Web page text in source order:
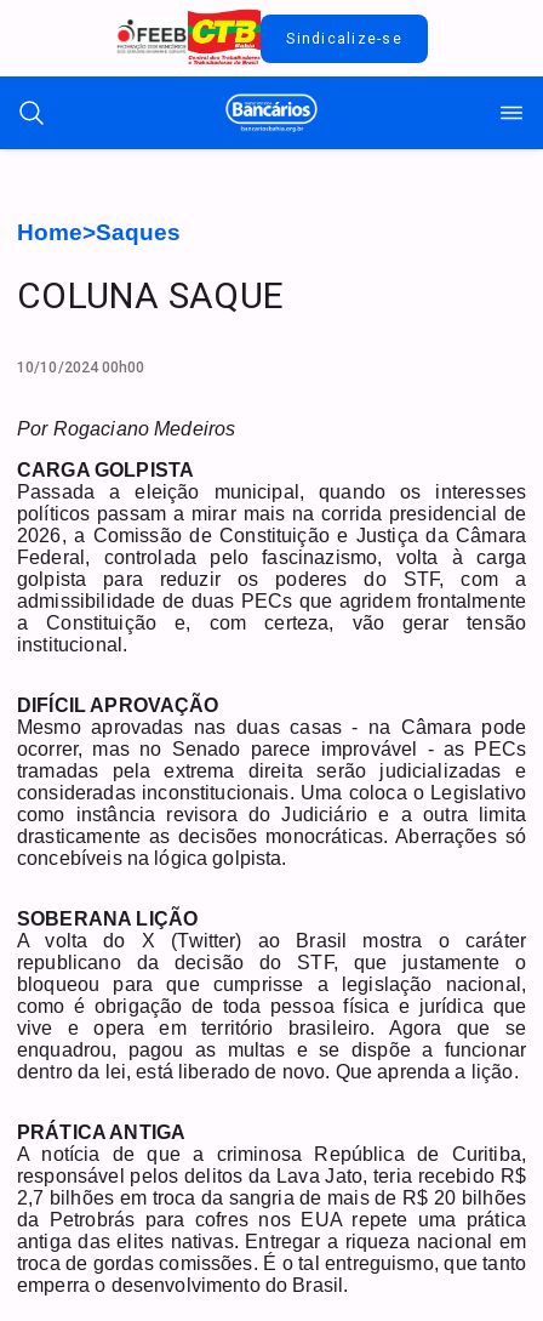
Sindicalize-se
Home>Saques
COLUNA SAQUE
10/10/2024 00h00
Por Rogaciano Medeiros
CARGA GOLPISTA
Passada a eleição municipal, quando os interesses
políticos passam a mirar mais na corrida presidencial de
2026, a Comissão de Constituição e Justiça da Câmara
Federal, controlada pelo fascinazismo, volta à carga
golpista para reduzir os poderes do STF, com a
admissibilidade de duas PECs que agridem frontalmente
a Constituição e, com certeza, vão gerar tensão
institucional.
DIFÍCIL APROVAÇÃO
Mesmo aprovadas nas duas casas - na Câmara pode
ocorrer, mas no Senado parece improvável - as PECs
tramadas pela extrema direita serão judicializadas e
consideradas inconstitucionais. Uma coloca o Legislativo
como instância revisora do Judiciário e a outra limita
drasticamente as decisões monocráticas. Aberrações só
concebíveis na lógica golpista.
SOBERANA LIÇÃO
A volta do X (Twitter) ao Brasil mostra o caráter
republicano da decisão do STF, que justamente o
bloqueou para que cumprisse a legislação nacional,
como é obrigação de toda pessoa física e jurídica que
vive e opera em território brasileiro. Agora que se
enquadrou, pagou as multas e se dispõe a funcionar
dentro da lei, está liberado de novo. Que aprenda a lição.
PRÁTICA ANTIGA
A notícia de que a criminosa República de Curitiba,
responsável pelos delitos da Lava Jato, teria recebido R$
2,7 bilhões em troca da sangria de mais de R$ 20 bilhões
da Petrobrás para cofres nos EUA repete uma prática
antiga das elites nativas. Entregar a riqueza nacional em
troca de gordas comissões. É o tal entreguismo, que tanto
emperra o desenvolvimento do Brasil.